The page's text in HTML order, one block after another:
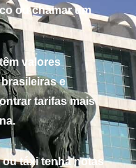
ou chamar um
valores
e
tarifas mais
táxi tenha notas